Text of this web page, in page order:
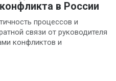
в России
процессов и
связи от руководителя
конфликтов и